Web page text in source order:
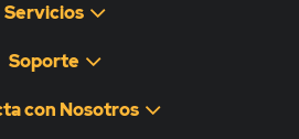
Servicios
Soporte
con Nosotros